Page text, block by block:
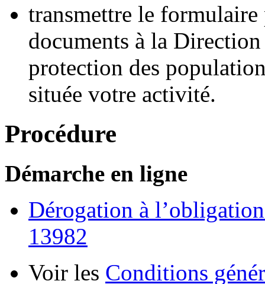
transmettre le formulaire
documents à la
protection des
située votre activité.
Procédure
Démarche en ligne
Dérogation à
13982
Voir les Conditions